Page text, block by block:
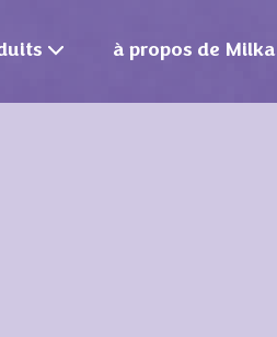
à propos de Milka